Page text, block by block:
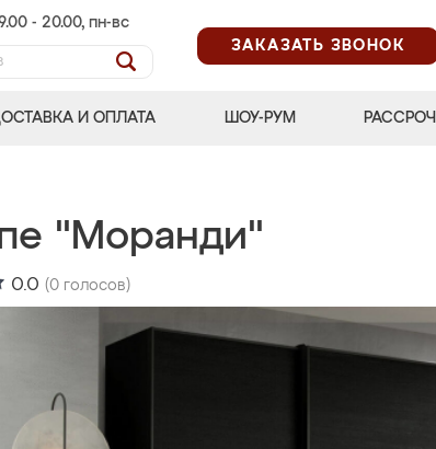
- 20.00, пн-вс
ЗАКАЗАТЬ ЗВОНОК
И ОПЛАТА ШОУ-РУМ
"Моранди"
0.0 (0 голосов)